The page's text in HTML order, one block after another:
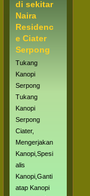
di sekitar
Naira
Residenc
e Ciater
Serpong
Tukang
Kanopi
Serpong
Tukang
Kanopi
Serpong
Ciater,
Mengerjakan
Kanopi,Spesi
alis
Kanopi,Ganti
atap Kanopi